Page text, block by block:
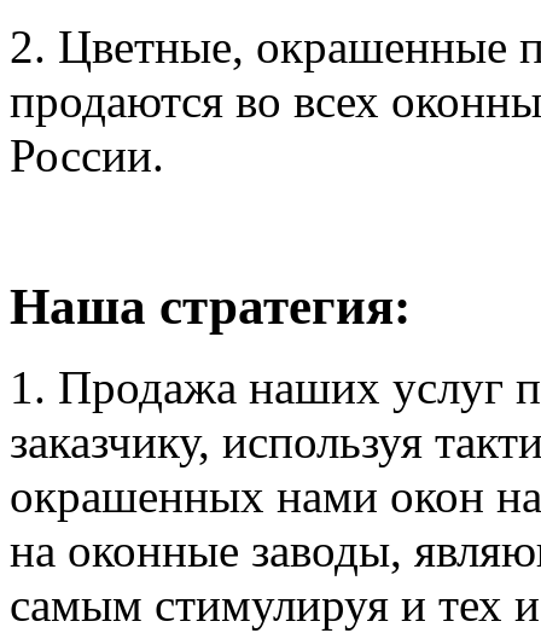
2. Цветные, окрашенные
продаются во всех
России.
Наша стратегия:
1. Продажа наших услуг
заказчику, используя
окрашенных нами окон
на оконные заводы,
самым стимулируя и тех